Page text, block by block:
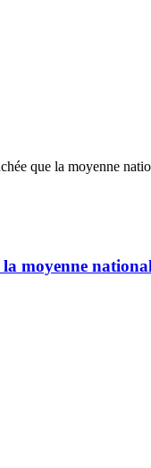
la moyenne